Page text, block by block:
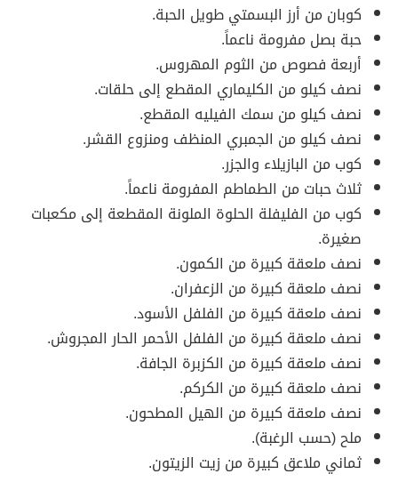
كوبان من أرز البسمتي طويل الحبة.
حبة بصل مفرومة ناعماً.
أربعة فصوص من الثوم المهروس.
نصف كيلو من الكليماري المقطع إلى حلقات.
نصف كيلو من سمك الفيليه المقطع.
نصف كيلو من الجمبري المنظف ومنزوع القشر.
كوب من البازيلاء والجزر.
ثلاث حبات من الطماطم المفرومة ناعماً.
كوب من الفليفلة الحلوة الملونة المقطعة إلى مكعبات
صغيرة.
نصف ملعقة كبيرة من الكمون.
نصف ملعقة كبيرة من الزعفران.
نصف ملعقة كبيرة من الفلفل الأسود.
نصف ملعقة كبيرة من الفلفل الأحمر الحار المجروش.
نصف ملعقة كبيرة من الكزبرة الجافة.
نصف ملعقة كبيرة من الكركم.
نصف ملعقة كبيرة من الهيل المطحون.
ملح (حسب الرغبة).
ثماني ملاعق كبيرة من زيت الزيتون.